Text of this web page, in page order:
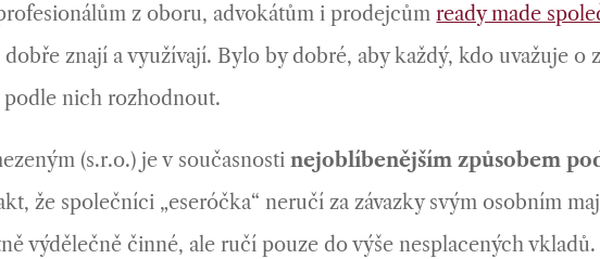
z oboru, advokátům i prodejcůmready made
dobře znají a využívají. Bylo by dobré, aby každý, kdo uvažuje
podle nich rozhodnout.
(s.r.o.) je v současnostinejoblíbenějším způsobem
že společníci „eseróčka“ neručí za závazky svým osobním
výdělečně činné, ale ručí pouze do výše nesplacených vkladů.